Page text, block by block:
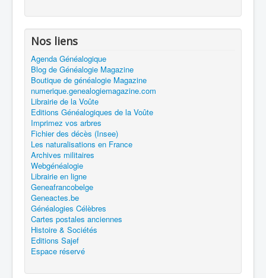
Nos liens
Agenda Généalogique
Blog de Généalogie Magazine
Boutique de généalogie Magazine
numerique.genealogiemagazine.com
Librairie de la Voûte
Editions Généalogiques de la Voûte
Imprimez vos arbres
Fichier des décès (Insee)
Les naturalisations en France
Archives militaires
Webgénéalogie
Librairie en ligne
Geneafrancobelge
Geneactes.be
Généalogies Célèbres
Cartes postales anciennes
Histoire & Sociétés
Editions Sajef
Espace réservé